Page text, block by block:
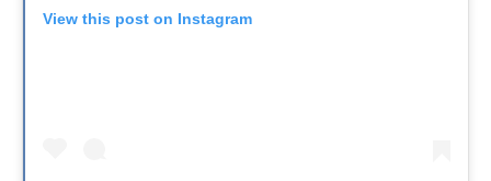
View this post on Instagram